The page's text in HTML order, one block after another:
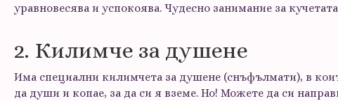
уравновесява и успокоява. Чудесно занимание за
2. Килимче за душене
Има специални килимчета за душене (снъфълмати), в
да души и копае, за да си я вземе. Но! Можете да си